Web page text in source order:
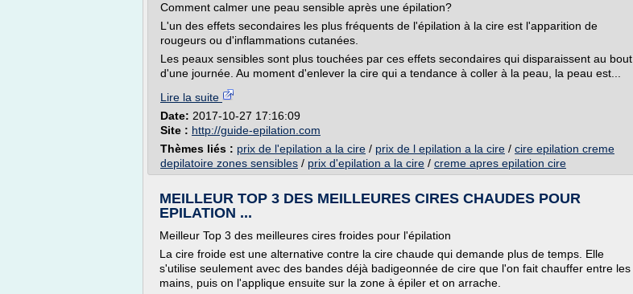
Comment calmer une peau sensible après une épilation?
L'un des effets secondaires les plus fréquents de l'épilation à la cire est l'apparition de
rougeurs ou d'inflammations cutanées.
Les peaux sensibles sont plus touchées par ces effets secondaires qui disparaissent au bout
d'une journée. Au moment d'enlever la cire qui a tendance à coller à la peau, la peau est...
Lire la suite
Date: 2017-10-27 17:16:09
Site : http://guide-epilation.com
Thèmes liés : prix de l'epilation a la cire / prix de l epilation a la cire / cire epilation creme
depilatoire zones sensibles / prix d'epilation a la cire / creme apres epilation cire
MEILLEUR TOP 3 DES MEILLEURES CIRES CHAUDES POUR
EPILATION ...
Meilleur Top 3 des meilleures cires froides pour l'épilation
La cire froide est une alternative contre la cire chaude qui demande plus de temps. Elle
s'utilise seulement avec des bandes déjà badigeonnée de cire que l'on fait chauffer entre les
mains, puis on l'applique ensuite sur la zone à épiler et on arrache.